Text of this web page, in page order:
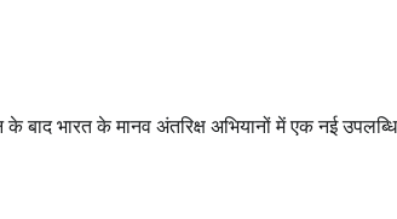
बाद भारत के मानव अंतरिक्ष अभियानों में एक नई उपलब्धि